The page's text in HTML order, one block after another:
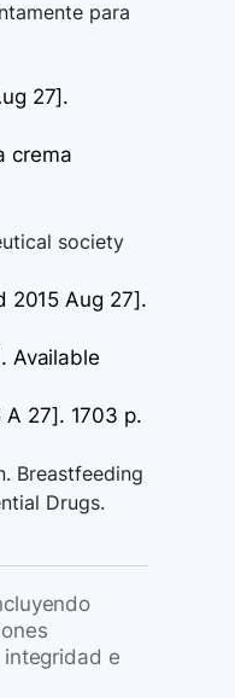
para
27].
crema
society
2015 Aug 27].
Available
A 27]. 1703 p.
Breastfeeding
Drugs.
e